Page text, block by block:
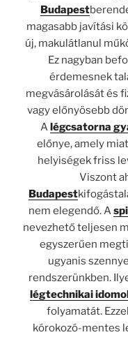
Budapest
magasabb javítási
új, makulátlanul
Ez nagyban
érdemesnek
megvásárolását és
vagy előnyösebb
Alégcsatorna
előnye, amely
helyiségek friss
Viszont
Budapest
nem elegendő. A
nevezhető teljesen
egyszerűen
ugyanis
rendszerünkben.
légtechnikai
folyamatát.
kórokozó-mentes